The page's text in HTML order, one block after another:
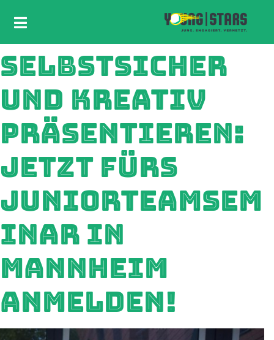
SELBSTSICHER
UND KREATIV
PRÄSENTIEREN:
JETZT FÜRS
JUNIORTEAMSEM
INAR IN
MANNHEIM
ANMELDEN!